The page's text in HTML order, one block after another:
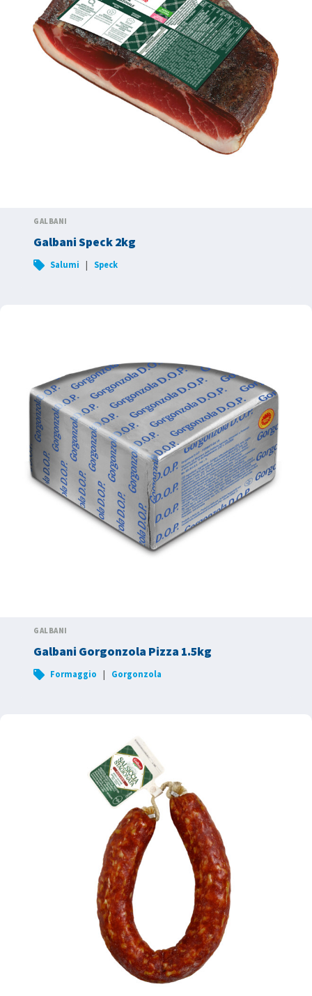
GALBANI
Galbani Speck 2kg
Salumi | Speck
GALBANI
Galbani Gorgonzola Pizza 1.5kg
Formaggio | Gorgonzola